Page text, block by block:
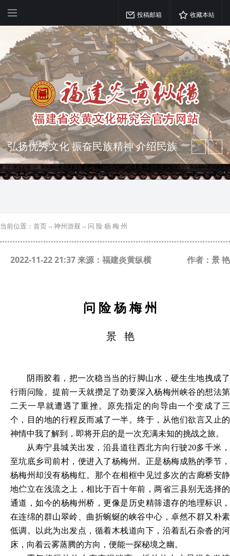
投稿邮箱 收藏本站
弘扬优秀文化 振奋民族精神 介绍民族
瑰宝 宣传中华精英
突出海西特色 报道台港澳侨 坚持古为
当前位置： 首页 ›› 神州游屐 ›› 问 险 杨 梅 州
2022-11-22 21:37 来源：福建炎黄纵横 作者：景 艳
问 险 杨 梅 州
景 艳
阴雨胶着，把一次稳当当的行脚山水，硬生生地拽成了
行雨问险。提前一天就攒足了劲要深入杨梅州峡谷的想法第
二天一早就遭遇了重挫。原先指定的向导由一个变成了三
个，目的地的行程反而减了一半。终于，从他们欲言又止的
神情中我了解到，即将开启的是一次充满未知的挑战之旅。
从寿宁县城关出发，沿县道往西北方向行驶20多千米，
至坑底乡司前村，便进入了杨梅州。正是杨梅成熟的季节，
杨梅州却没有杨梅红。那个在相框中见过多次的古廊桥安静
地伫立在浅流之上，相比于百十年前，两省三县别无选择的
通道，如今的杨梅州桥，更像是历史精筛遗存的地理标识，
在连绵的群山翠岭、曲折蜿蜒的峡谷中心，卓然不群又朴素
低调。以此为出发点，循着木栈道向下，沿着乱石杂沓的河
床，向着云雾蒸腾的方向，便能一探秘境之幽。